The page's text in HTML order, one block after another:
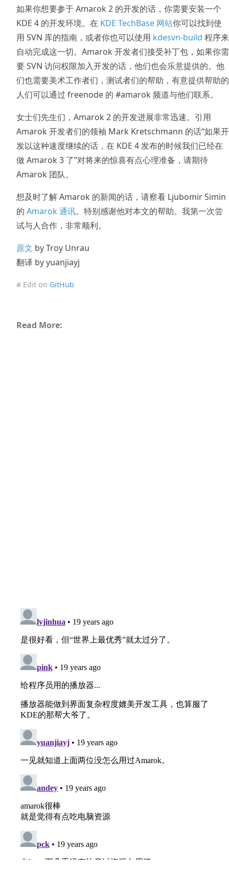
如果你想要参于 Amarok 2 的开发的话，你需要安装一个
KDE 4 的开发环境。在 KDE TechBase 网站你可以找到使
用 SVN 库的指南，或者你也可以使用 kdesvn-build 程序来
自动完成这一切。Amarok 开发者们接受补丁包，如果你需
要 SVN 访问权限加入开发的话，他们也会乐意提供的。他
们也需要美术工作者们，测试者们的帮助，有意提供帮助的
人们可以通过 freenode 的 #amarok 频道与他们联系。
女士们先生们，Amarok 2 的开发进展非常迅速。引用
Amarok 开发者们的领袖 Mark Kretschmann 的话“如果开
发以这种速度继续的话，在 KDE 4 发布的时候我们已经在
做 Amarok 3 了”对将来的惊喜有点心理准备，请期待
Amarok 团队。
想及时了解 Amarok 的新闻的话，请察看 Ljubomir Simin
的 Amarok 通讯。特别感谢他对本文的帮助。我第一次尝
试与人合作，非常顺利。
原文 by Troy Unrau
翻译 by yuanjiayj
# Edit on GitHub
Read More: